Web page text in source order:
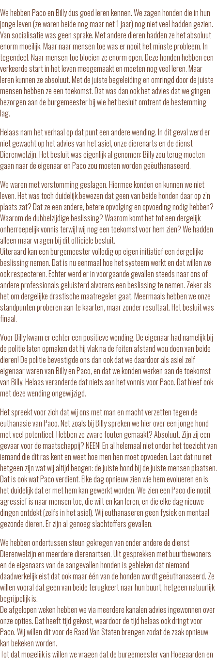
We hebben Paco en Billy dus goed leren kennen. We zagen honden die in hun
jonge leven (ze waren beide nog maar net 1 jaar) nog niet veel hadden gezien.
Van socialisatie was geen sprake. Met andere dieren hadden ze het absoluut
enorm moeilijk. Maar naar mensen toe was er nooit het minste probleem. In
tegendeel. Naar mensen toe bloeien ze enorm open. Deze honden hebben een
verkeerde start in het leven meegemaakt en moeten nog veel leren. Maar
leren kunnen ze absoluut. Met de juiste begeleiding en omringd door de juiste
mensen hebben ze een toekomst. Dat was dan ook het advies dat we gingen
bezorgen aan de burgemeester bij wie het besluit omtrent de bestemming
lag.
Helaas nam het verhaal op dat punt een andere wending. In dit geval werd er
niet gewacht op het advies van het asiel, onze dierenarts en de dienst
Dierenwelzijn. Het besluit was eigenlijk al genomen: Billy zou terug moeten
gaan naar de eigenaar en Paco zou moeten worden geëuthanaseerd.
We waren met verstomming geslagen. Hiermee konden en kunnen we niet
leven. Het was toch duidelijk bewezen dat geen van beide honden daar op z’n
plaats zat? Dat ze een andere, betere opvolging en opvoeding nodig hebben?
Waarom de dubbelzijdige beslissing? Waarom komt het tot een dergelijk
onherroepelijk vonnis terwijl wij nog een toekomst voor hem zien? We hadden
alleen maar vragen bij dit officiële besluit.
Uiteraard kan een burgemeester volledig op eigen initiatief een dergelijke
beslissing nemen. Dat is nu eenmaal hoe het systeem werkt en dat willen we
ook respecteren. Echter werd er in voorgaande gevallen steeds naar ons of
andere professionals geluisterd alvorens een beslissing te nemen. Zeker als
het om dergelijke drastische maatregelen gaat. Meermaals hebben we onze
standpunten proberen aan te kaarten, maar zonder resultaat. Het besluit was
finaal.
Voor Billy kwam er echter een positieve wending. De eigenaar had namelijk bij
de politie laten opmaken dat hij vlak na de feiten afstand wou doen van beide
dieren! De politie bevestigde ons dan ook dat we daardoor als asiel zelf
eigenaar waren van Billy en Paco, en dat we konden werken aan de toekomst
van Billy. Helaas veranderde dat niets aan het vonnis voor Paco. Dat bleef ook
met deze wending ongewijzigd.
Het spreekt voor zich dat wij ons met man en macht verzetten tegen de
euthanasie van Paco. Net zoals bij Billy spreken we hier over een jonge hond
met veel potentieel. Hebben ze zware fouten gemaakt? Absoluut. Zijn zij een
gevaar voor de maatschappij? NEEN! En al helemaal niet onder het toezicht van
iemand die dit ras kent en weet hoe men hen moet opvoeden. Laat dat nu net
hetgeen zijn wat wij altijd beogen: de juiste hond bij de juiste mensen plaatsen.
Dat is ook wat Paco verdient. Elke dag opnieuw zien wie hem evolueren en is
het duidelijk dat er met hem kan gewerkt worden. We zien een Paco die nooit
agressief is naar mensen toe, die wilt en kan leren, en die elke dag nieuwe
dingen ontdekt (zelfs in het asiel). Wij euthanaseren geen fysiek en mentaal
gezonde dieren. Er zijn al genoeg slachtoffers gevallen.
We hebben ondertussen steun gekregen van onder andere de dienst
Dierenwelzijn en meerdere dierenartsen. Uit gesprekken met buurtbewoners
en de eigenaars van de aangevallen honden is gebleken dat niemand
daadwerkelijk eist dat ook maar één van de honden wordt geëuthanaseerd. Ze
willen vooral dat geen van beide terugkeert naar hun buurt, hetgeen natuurlijk
begrijpelijk is.
De afgelopen weken hebben we via meerdere kanalen advies ingewonnen over
onze opties. Dat heeft tijd gekost, waardoor de tijd helaas ook dringt voor
Paco. Wij willen dit voor de Raad Van Staten brengen zodat de zaak opnieuw
kan bekeken worden.
Tot dat mogelijk is willen we vragen dat de burgemeester van Hoegaarden en